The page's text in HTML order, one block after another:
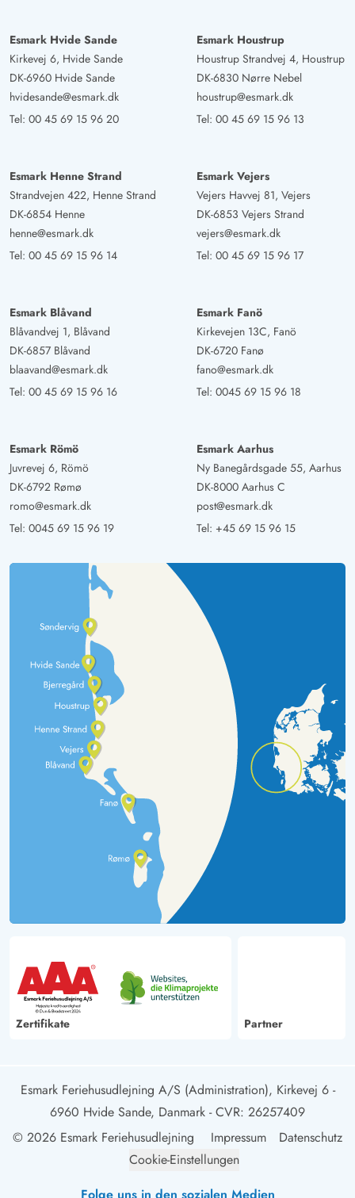
Esmark Hvide Sande
Kirkevej 6, Hvide Sande
DK-6960 Hvide Sande
hvidesande@esmark.dk
Tel: 00 45 69 15 96 20
Esmark Houstrup
Houstrup Strandvej 4, Houstrup
DK-6830 Nørre Nebel
houstrup@esmark.dk
Tel: 00 45 69 15 96 13
Esmark Henne Strand
Strandvejen 422, Henne Strand
DK-6854 Henne
henne@esmark.dk
Tel: 00 45 69 15 96 14
Esmark Vejers
Vejers Havvej 81, Vejers
DK-6853 Vejers Strand
vejers@esmark.dk
Tel: 00 45 69 15 96 17
Esmark Blåvand
Blåvandvej 1, Blåvand
DK-6857 Blåvand
blaavand@esmark.dk
Tel: 00 45 69 15 96 16
Esmark Fanö
Kirkevejen 13C, Fanö
DK-6720 Fanø
fano@esmark.dk
Tel: 0045 69 15 96 18
Esmark Römö
Juvrevej 6, Römö
DK-6792 Rømø
romo@esmark.dk
Tel: 0045 69 15 96 19
Esmark Aarhus
Ny Banegårdsgade 55, Aarhus
DK-8000 Aarhus C
post@esmark.dk
Tel: +45 69 15 96 15
Zertifikate Partner
Esmark Feriehusudlejning A/S (Administration), Kirkevej 6 -
6960 Hvide Sande, Danmark - CVR: 26257409
© 2026 Esmark Feriehusudlejning
Impressum
Datenschutz
Cookie-Einstellungen